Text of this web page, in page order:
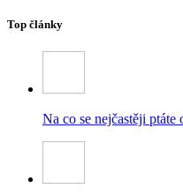
Top články
Na co se nejčastěji